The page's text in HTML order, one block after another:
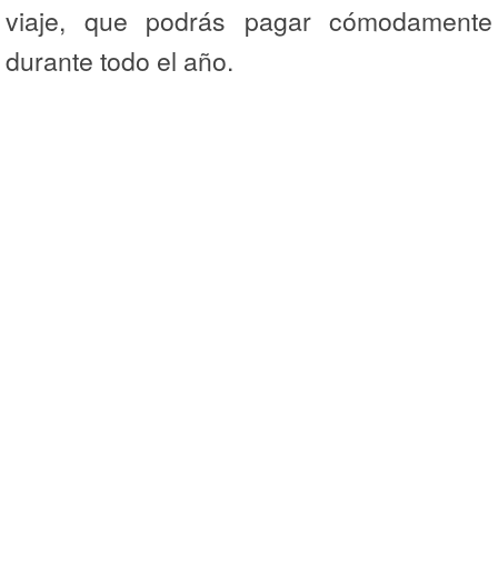
viaje, que podrás pagar cómodamente
durante todo el año.